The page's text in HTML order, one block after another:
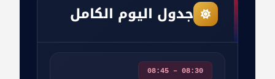
جدول اليوم الكامل
08:30 – 08:45